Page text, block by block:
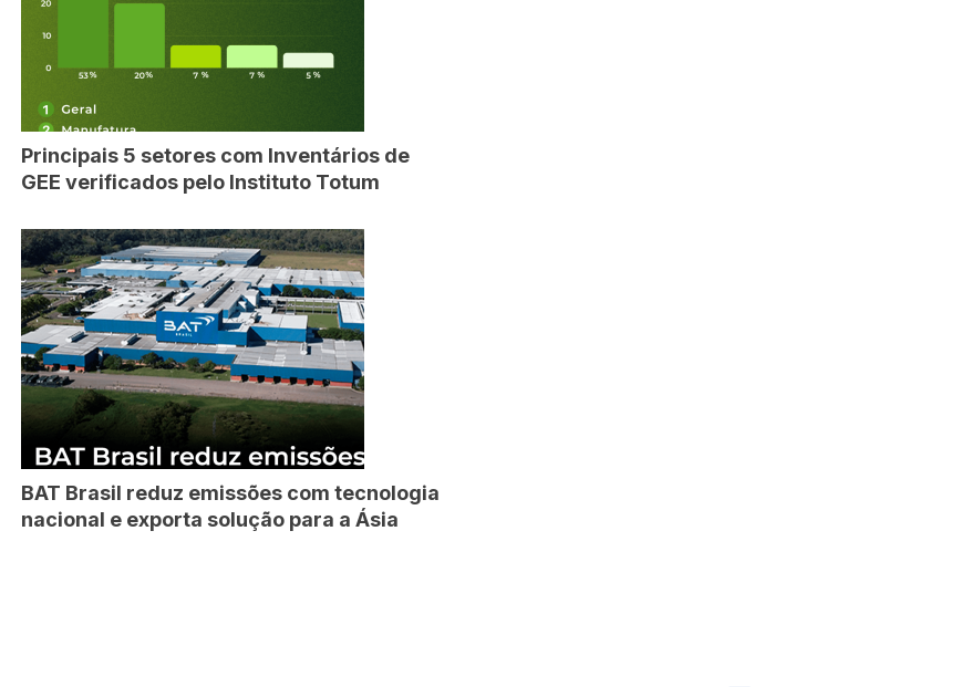
Principais 5 setores com Inventários de
GEE verificados pelo Instituto Totum
BAT Brasil reduz emissões com tecnologia
nacional e exporta solução para a Ásia